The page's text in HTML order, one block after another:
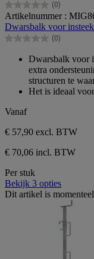
(0)
0.0
van
de
5
Artikelnummer :
Dwarsbalk voor
(0)
0.0
sterren.
Dwarsbalk voor
extra
structuren te
Het is ideaal
Vanaf
€ 57,90 excl. BTW
€ 70,06 incl. BTW
Per stuk
Bekijk 3 opties
Dit artikel is